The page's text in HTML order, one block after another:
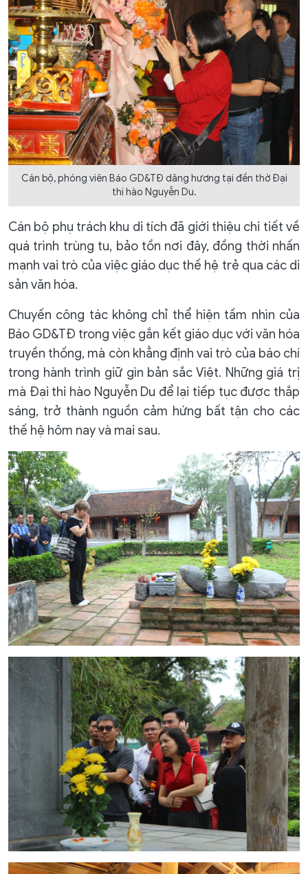
Cán bộ, phóng viên Báo GD&TĐ dâng hương tại đền thờ Đại
thi hào Nguyễn Du.
Cán bộ phụ trách khu di tích đã giới thiệu chi tiết về
quá trình trùng tu, bảo tồn nơi đây, đồng thời nhấn
mạnh vai trò của việc giáo dục thế hệ trẻ qua các di
sản văn hóa.
Chuyến công tác không chỉ thể hiện tầm nhìn của
Báo GD&TĐ trong việc gắn kết giáo dục với văn hóa
truyền thống, mà còn khẳng định vai trò của báo chí
trong hành trình giữ gìn bản sắc Việt. Những giá trị
mà Đại thi hào Nguyễn Du để lại tiếp tục được thắp
sáng, trở thành nguồn cảm hứng bất tận cho các
thế hệ hôm nay và mai sau.